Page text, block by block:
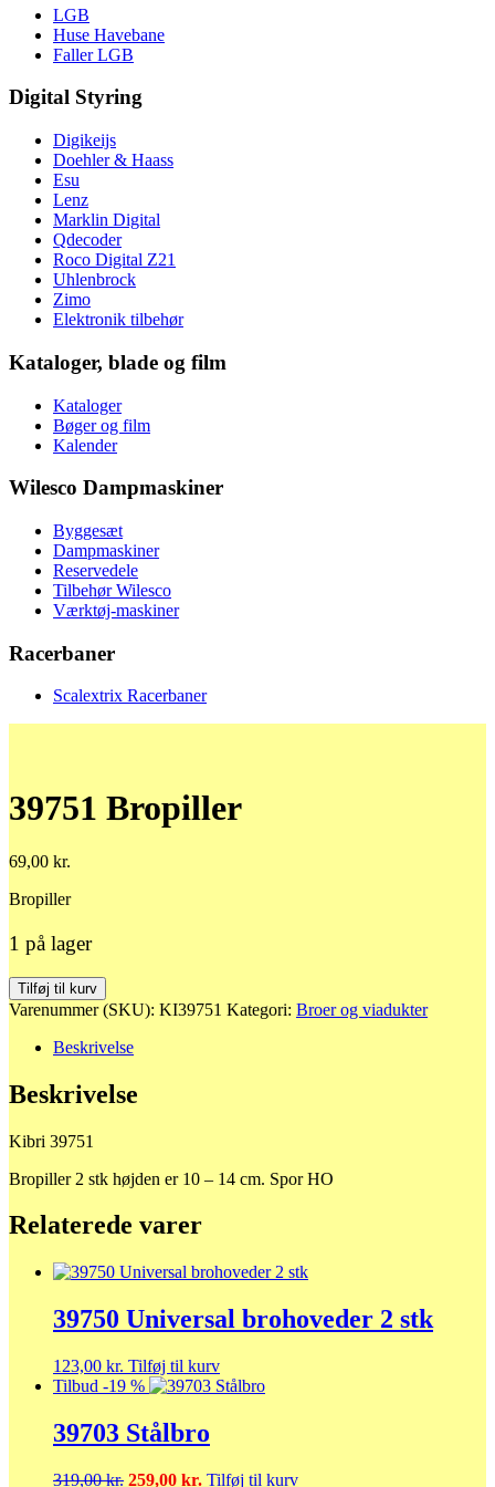
LGB
Huse Havebane
Faller LGB
Digital Styring
Digikeijs
Doehler & Haass
Esu
Lenz
Marklin Digital
Qdecoder
Roco Digital Z21
Uhlenbrock
Zimo
Elektronik tilbehør
Kataloger, blade og film
Kataloger
Bøger og film
Kalender
Wilesco Dampmaskiner
Byggesæt
Dampmaskiner
Reservedele
Tilbehør Wilesco
Værktøj-maskiner
Racerbaner
Scalextrix Racerbaner
39751 Bropiller
69,00 kr.
Bropiller
1 på lager
39751
Bropiller
Tilføj til kurv
Varenummer (SKU): KI39751 Kategori: Broer og viadukter
Beskrivelse
Beskrivelse
Kibri 39751
Bropiller 2 stk højden er 10 – 14 cm. Spor HO
Relaterede varer
39750 Universal brohoveder 2 stk
123,00 kr. Tilføj til kurv
Tilbud -19 %
39703 Stålbro
319,00kr. Den
259,00 kr. Den
Tilføj til kurv